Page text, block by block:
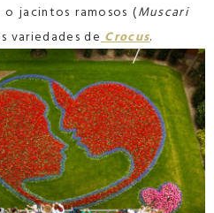
jacintos ramosos (Muscari
variedades deCrocus.